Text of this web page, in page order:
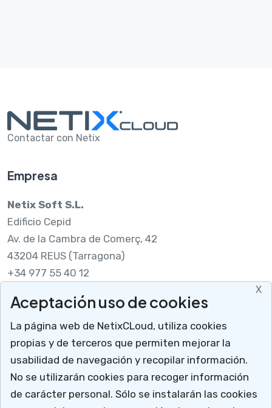
Mucho más que un programa para talleres
X
Aceptación uso de cookies
La página web de NetixCLoud, utiliza cookies
propias y de terceros que permiten mejorar la
usabilidad de navegación y recopilar información.
No se utilizarán cookies para recoger información
de carácter personal. Sólo se instalarán las cookies
Contactar con Netix
Empresa
Netix Soft S.L.
Edificio Cepid
Av. de la Cambra de Comerç, 42
43204 REUS (Tarragona)
+34 977 55 40 12
Legal
Nota legal
RGPDUE
Cómo llegar
Descargar soporte